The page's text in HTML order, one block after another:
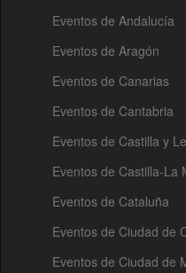
Eventos de Andalucía
Eventos de Aragón
Eventos de Canarias
Eventos de Cantabria
Eventos de Castilla y
Eventos de Castilla-La
Eventos de Cataluña
Eventos de Ciudad de
Eventos de Ciudad de